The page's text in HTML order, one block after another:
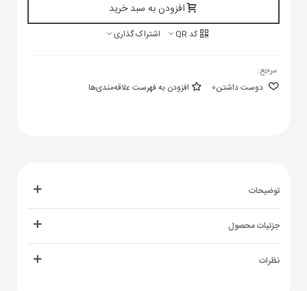
افزودن به سبد خرید
کد QR اشتراک گذاری
مرجع:
دوست داشتن0 افزودن به فهرست علاقه‌مندی‌ها
توضیحات
جزئیات محصول
نظرات